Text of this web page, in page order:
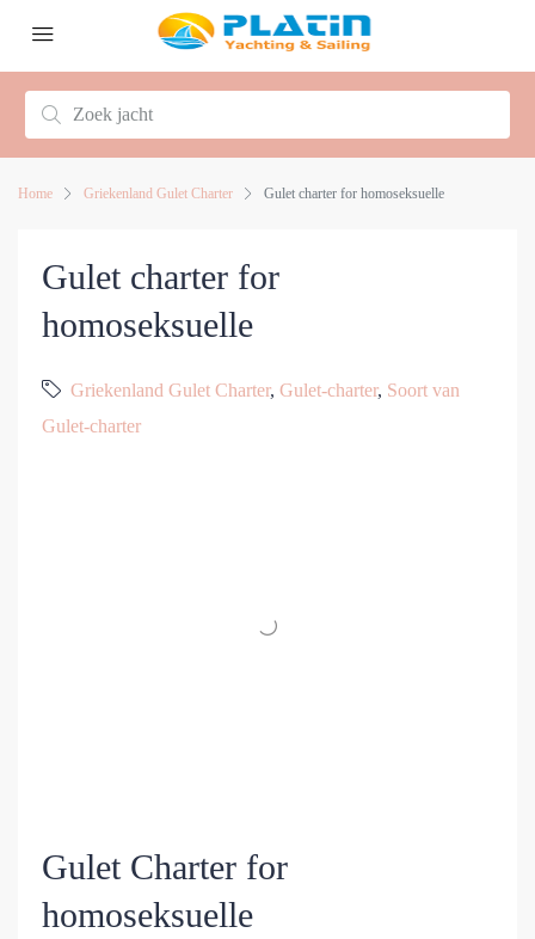
Home Griekenland Gulet Charter Gulet charter for homoseksuelle
Gulet charter for
homoseksuelle
Griekenland Gulet Charter, Gulet-charter, Soort van
Gulet-charter
Gulet Charter for
homoseksuelle